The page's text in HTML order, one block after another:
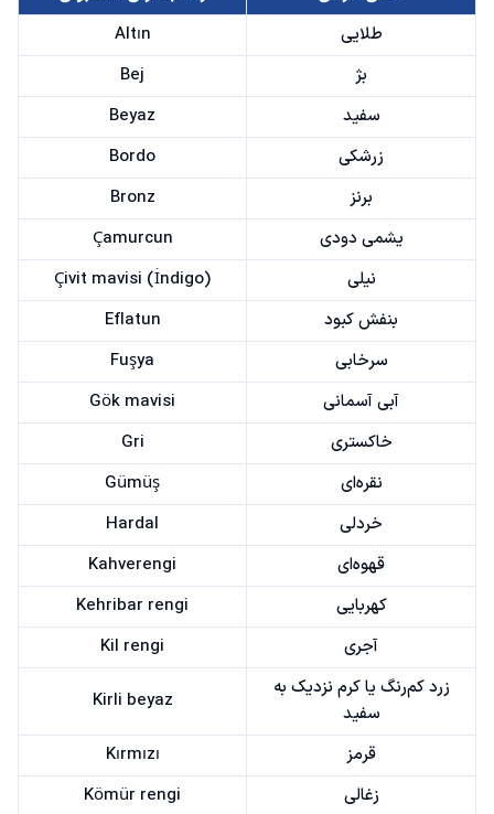
طلایی
Altın
بژ
Bej
سفید
Beyaz
زرشکی
Bordo
برنز
Bronz
یشمی دودی
Çamurcun
نیلی
Çivit mavisi (İndigo)
بنفش کبود
Eflatun
سرخابی
Fuşya
آبی آسمانی
Gök mavisi
خاکستری
Gri
نقره‌ای
Gümüş
خردلی
Hardal
قهوه‌ای
Kahverengi
کهربایی
Kehribar rengi
آجری
Kil rengi
زرد کم‌رنگ یا کرم نزدیک به
سفید
Kirli beyaz
قرمز
Kırmızı
زغالی
Kömür rengi